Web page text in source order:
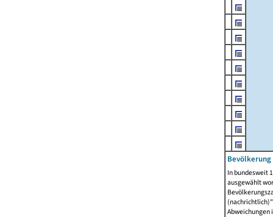
In bundesweit
ausgewählt
Abweichungen